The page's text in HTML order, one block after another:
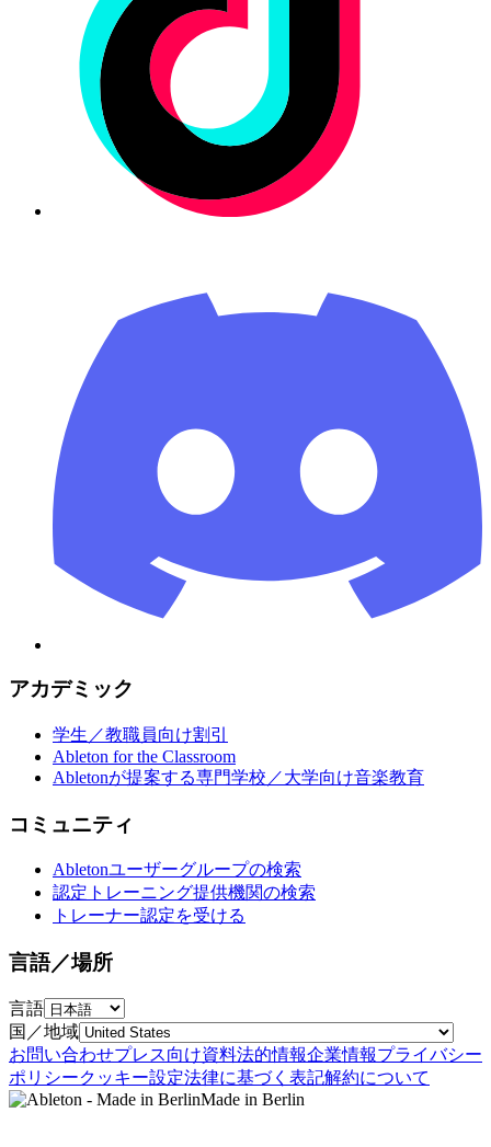
アカデミック
学生／教職員向け割引
Ableton for the Classroom
Abletonが提案する専門学校／大学向け音楽教育
コミュニティ
Abletonユーザーグループの検索
認定トレーニング提供機関の検索
トレーナー認定を受ける
言語／場所
言語
国／地域
お問い合わせプレス向け資料法的情報企業情報プライバシー
ポリシークッキー設定法律に基づく表記解約について
Made in Berlin